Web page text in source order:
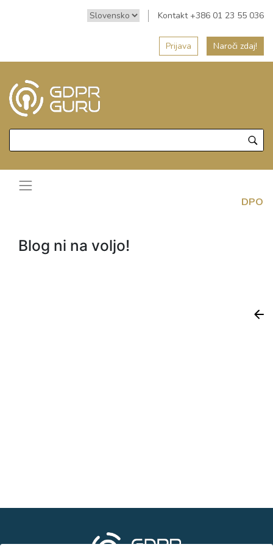
Kontakt +386 01 23 55 036
Prijava Naroči zdaj!
DPO
Blog ni na voljo!